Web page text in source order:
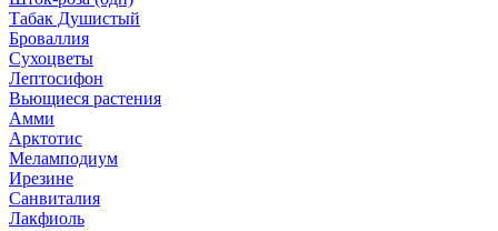
Табак Душистый
Броваллия
Сухоцветы
Лептосифон
Вьющиеся растения
Амми
Арктотис
Меламподиум
Ирезине
Санвиталия
Лакфиоль